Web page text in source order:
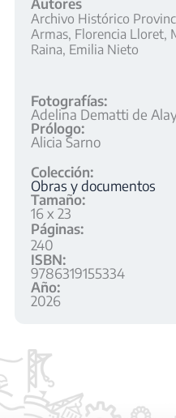
Archivo Histórico
Armas, Florencia Lloret,
Raina, Emilia Nieto
Fotografías:
Adelina Dematti de
Prólogo:
Alicia Sarno
Colección:
Obras y documentos
Tamaño:
16 x 23
Páginas:
240
ISBN:
9786319155334
Año:
2026